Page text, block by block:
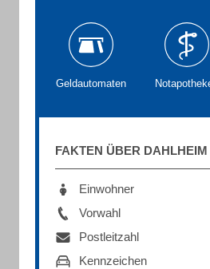
Geldautomaten
FAKTEN ÜBER
Einwohner
Vorwahl
Postleitzahl
Kennzeichen